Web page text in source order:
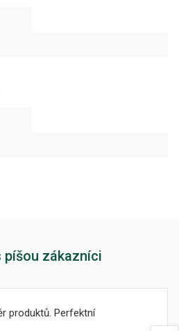
píšou zákazníci
produktů. Perfektní